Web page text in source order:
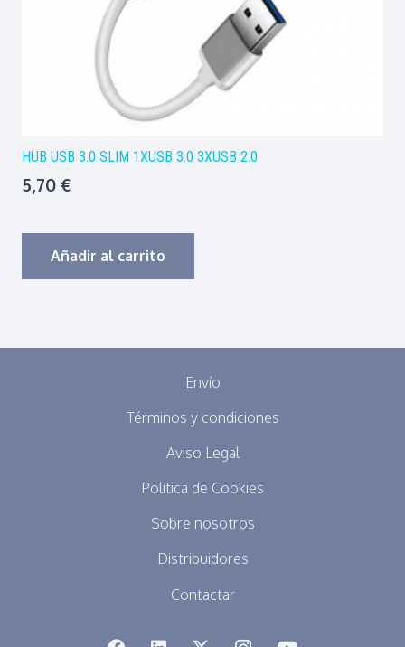
HUB USB 3.0 SLIM 1XUSB 3.0 3XUSB 2.0
5,70 €
Añadir al carrito
Envío
Términos y condiciones
Aviso Legal
Política de Cookies
Sobre nosotros
Distribuidores
Contactar